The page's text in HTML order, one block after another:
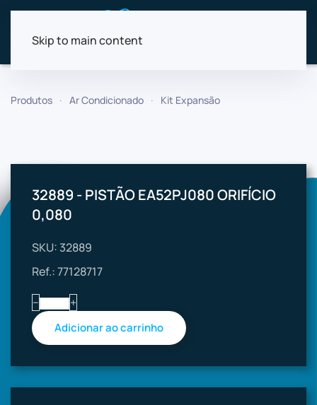
Skip to main content
Produtos Ar Condicionado Kit Expansão
32889 - PISTÃO EA52PJ080 ORIFÍCIO
0,080
SKU: 32889
Ref.: 77128717
−
+